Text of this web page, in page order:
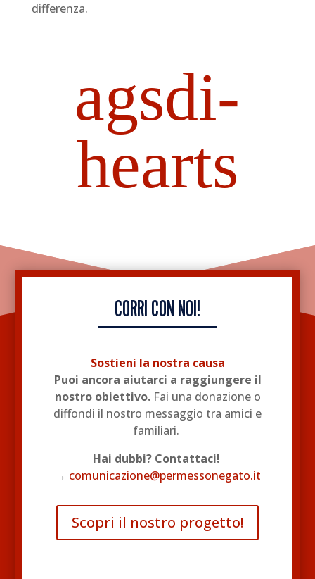
differenza.
agsdi-
hearts
CORRI CON NOI!
Sostieni la nostra causa
Puoi ancora aiutarci a raggiungere il
nostro obiettivo.Fai una donazione o
diffondi il nostro messaggio tra amici e
familiari.
Hai dubbi? Contattaci!
→ comunicazione@permessonegato.it
Scopri il nostro progetto!